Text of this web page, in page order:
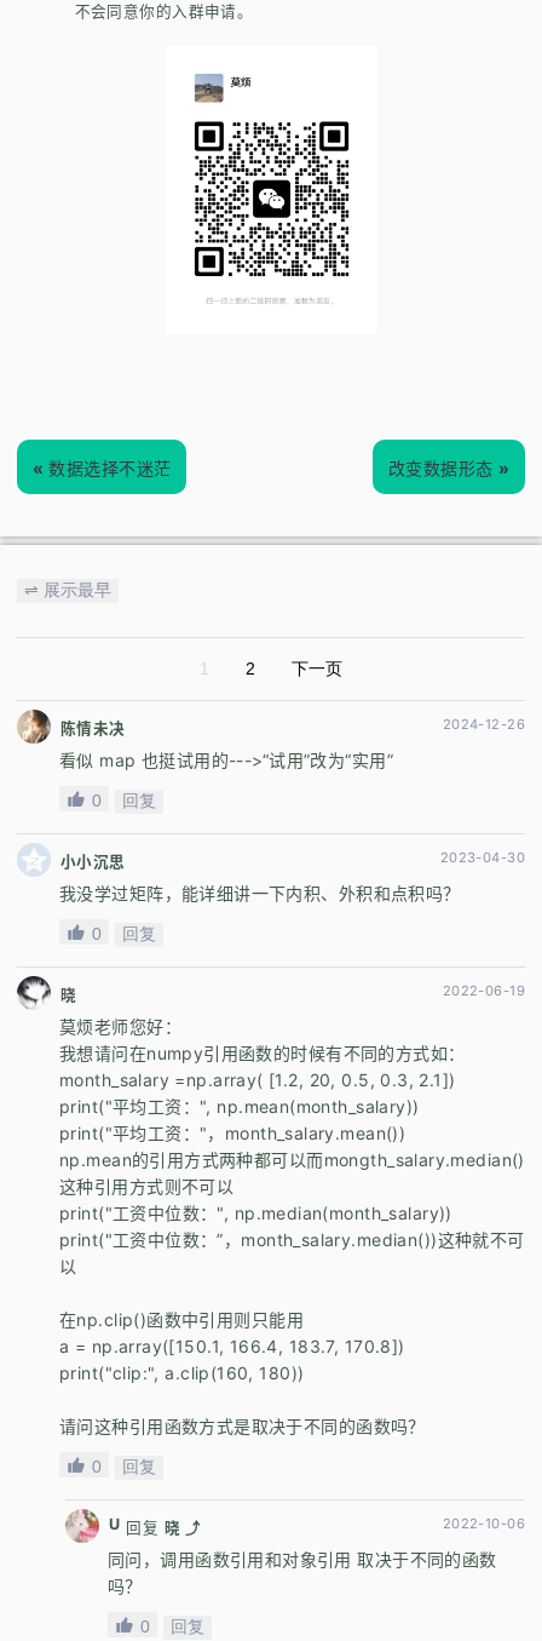
不会同意你的入群申请。
« 数据选择不迷茫 改变数据形态 »
⇌ 展示最早
1 2 下一页
陈情未决 2024-12-26
看似 map 也挺试用的--->“试用”改为“实用”
0 回复
小小沉思 2023-04-30
我没学过矩阵，能详细讲一下内积、外积和点积吗？
0 回复
晓 2022-06-19
莫烦老师您好：
我想请问在numpy引用函数的时候有不同的方式如：
month_salary =np.array( [1.2, 20, 0.5, 0.3, 2.1])
print("平均工资：", np.mean(month_salary))
print("平均工资："，month_salary.mean())
np.mean的引用方式两种都可以而mongth_salary.median()
这种引用方式则不可以
print("工资中位数：", np.median(month_salary))
print("工资中位数：”，month_salary.median())这种就不可
以
在np.clip()函数中引用则只能用
a = np.array([150.1, 166.4, 183.7, 170.8])
print("clip:", a.clip(160, 180))
请问这种引用函数方式是取决于不同的函数吗？
0 回复
U 回复 晓 ⤴ 2022-10-06
同问，调用函数引用和对象引用 取决于不同的函数
吗？
0 回复